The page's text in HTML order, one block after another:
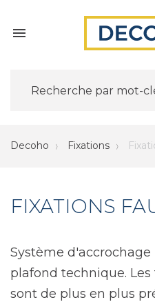

Decoho Fixations
FIXATIONS
Système
plafond technique.
sont de plus en plus